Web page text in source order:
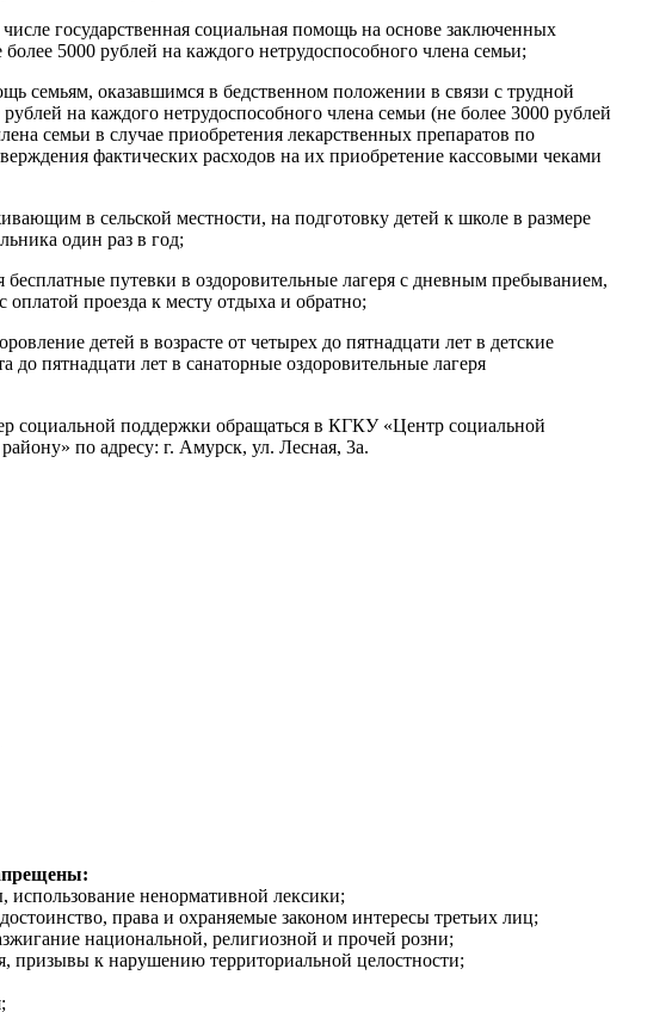
государственная социальная помощь на основе заключенных
5000 рублей на каждого нетрудоспособного члена семьи;
семьям, оказавшимся в бедственном положении в связи с трудной
на каждого нетрудоспособного члена семьи (не более 3000 рублей
семьи в случае приобретения лекарственных препаратов по
фактических расходов на их приобретение кассовыми чеками
в сельской местности, на подготовку детей к школе в размере
один раз в год;
путевки в оздоровительные лагеря с дневным пребыванием,
оплатой проезда к месту отдыха и обратно;
детей в возрасте от четырех до пятнадцати лет в детские
до пятнадцати лет в санаторные оздоровительные лагеря
социальной поддержки обращаться в КГКУ «Центр социальной
по адресу: г. Амурск, ул. Лесная, 3а.
ненормативной лексики;
права и охраняемые законом интересы третьих лиц;
национальной, религиозной и прочей розни;
призывы к нарушению территориальной целостности;